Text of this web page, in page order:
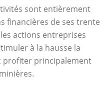
sont entièrement
financières de ses trente
actions entreprises
à la hausse la
profiter principalement